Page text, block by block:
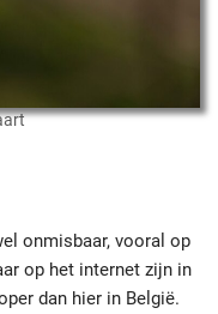
onmisbaar, vooral op
op het internet zijn in
dan hier in België.